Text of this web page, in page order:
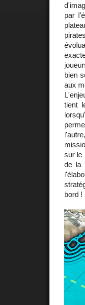
par
bien
aux
tient
sur le
de la
bord !